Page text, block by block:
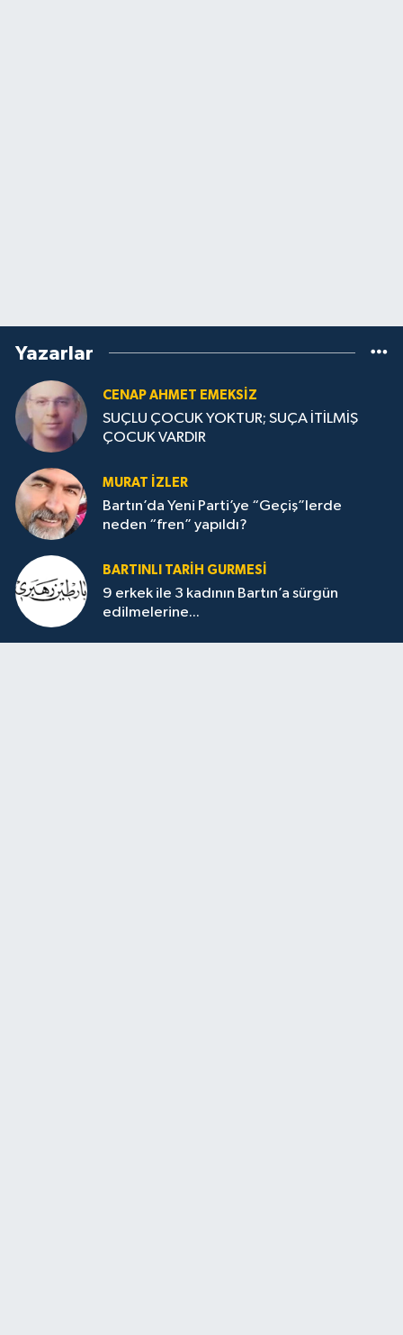
Yazarlar
CENAP AHMET EMEKSİZ
SUÇLU ÇOCUK YOKTUR; SUÇA İTİLMİŞ
ÇOCUK VARDIR
MURAT İZLER
Bartın’da Yeni Parti’ye “Geçiş”lerde
neden “fren” yapıldı?
BARTINLI TARIH GURMESI
9 erkek ile 3 kadının Bartın’a sürgün
edilmelerine...